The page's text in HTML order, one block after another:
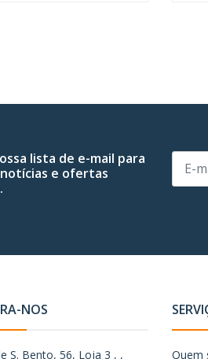
lista de e-mail para
e ofertas
NOS
S. Bento, 56, Loja 3 , , Quem